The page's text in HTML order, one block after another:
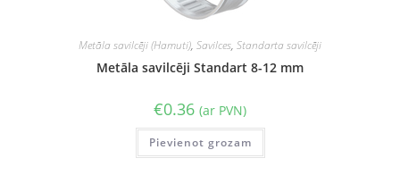
Metāla savilcēji (Hamuti), Savilces, Standarta savilcēji
Metāla savilcēji Standart 8-12 mm
€0.36 (ar PVN)
Pievienot grozam